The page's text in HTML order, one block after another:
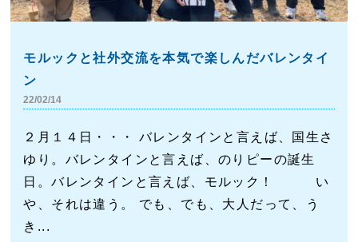
モルックと社外交流を本気で楽しんだバレンタイ
ン
22/02/14
２月１４日・・・ バレンタインと言えば、国生さ
ゆり。バレンタインと言えば、のりピーの誕生
日。バレンタインと言えば、モルック！ い
や、それは違う。 でも、でも、大人だって、う
き...